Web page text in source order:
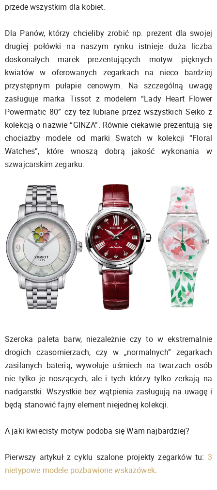
przede wszystkim dla kobiet.
Dla Panów, którzy chcieliby zrobić np. prezent dla swojej
drugiej połówki na naszym rynku istnieje duża liczba
doskonałych marek prezentujących motyw pięknych
kwiatów w oferowanych zegarkach na nieco bardziej
przystępnym pułapie cenowym. Na szczególną uwagę
zasługuje marka Tissot z modelem “Lady Heart Flower
Powermatic 80” czy też lubiane przez wszystkich Seiko z
kolekcją o nazwie “GINZA”. Równie ciekawie prezentują się
chociażby modele od marki Swatch w kolekcji “Floral
Watches”, które wnoszą dobrą jakość wykonania w
szwajcarskim zegarku.
Szeroka paleta barw, niezależnie czy to w ekstremalnie
drogich czasomierzach, czy w „normalnych” zegarkach
zasilanych baterią, wywołuje uśmiech na twarzach osób
nie tylko je noszących, ale i tych którzy tylko zerkają na
nadgarstki. Wszystkie bez wątpienia zasługują na uwagę i
będą stanowić fajny element niejednej kolekcji.
A jaki kwiecisty motyw podoba się Wam najbardziej?
Pierwszy artykuł z cyklu szalone projekty zegarków tu: 3
nietypowe modele pozbawione wskazówek.